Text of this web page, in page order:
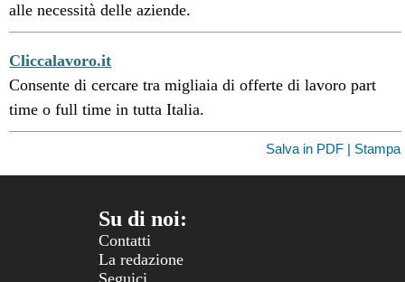
alle necessità delle aziende.
Cliccalavoro.it
Consente di cercare tra migliaia di offerte di lavoro part
time o full time in tutta Italia.
Salva in PDF | Stampa
Su di noi:
Contatti
La redazione
Seguici